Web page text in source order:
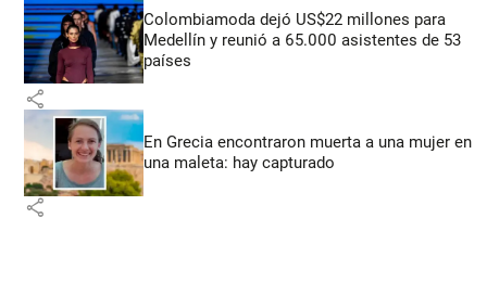
Colombiamoda dejó US$22 millones para
Medellín y reunió a 65.000 asistentes de 53
países
share
En Grecia encontraron muerta a una mujer en
una maleta: hay capturado
share